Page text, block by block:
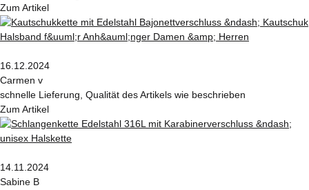
Zum Artikel
16.12.2024
Carmen v
schnelle Lieferung, Qualität des Artikels wie beschrieben
Zum Artikel
14.11.2024
Sabine B